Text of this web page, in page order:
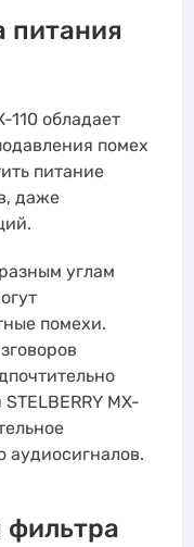
питания
110 обладает
помех
питание
даже
углам
помехи.
MX-
аудиосигналов.